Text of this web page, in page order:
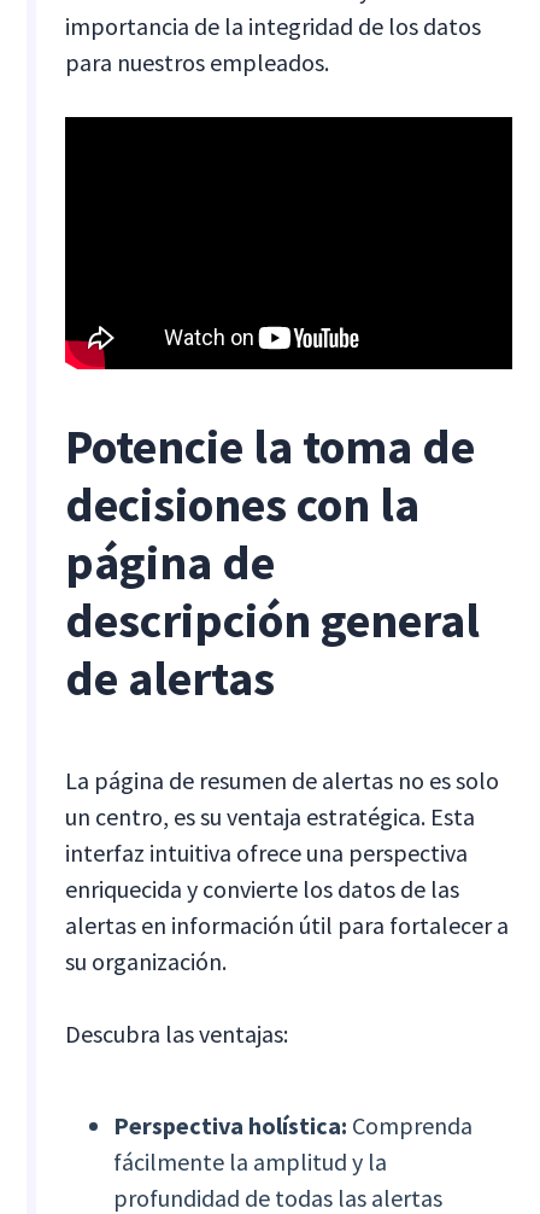
importancia de la integridad de los datos
para nuestros empleados.
Potencie la toma de
decisiones con la
página de
descripción general
de alertas
La página de resumen de alertas no es solo
un centro, es su ventaja estratégica. Esta
interfaz intuitiva ofrece una perspectiva
enriquecida y convierte los datos de las
alertas en información útil para fortalecer a
su organización.
Descubra las ventajas:
Perspectiva holística: Comprenda
fácilmente la amplitud y la
profundidad de todas las alertas